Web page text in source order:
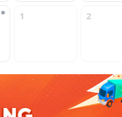
1 2